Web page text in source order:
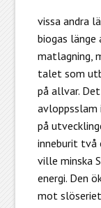
vissa andra
biogas länge
matlagning,
talet som
på allvar.
avloppsslam
på
inneburit två
ville minska
energi. Den
mot slöseriet